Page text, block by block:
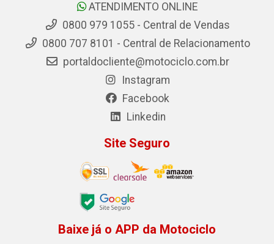
ATENDIMENTO ONLINE
0800 979 1055 - Central de Vendas
0800 707 8101 - Central de Relacionamento
portaldocliente@motociclo.com.br
Instagram
Facebook
Linkedin
Site Seguro
Baixe já o APP da Motociclo